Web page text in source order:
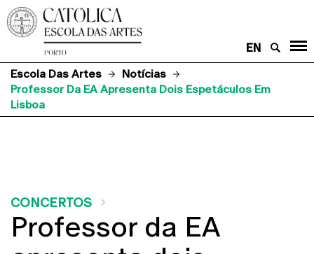
EN
Escola Das Artes
Notícias
Professor Da EA Apresenta Dois Espetáculos Em
Lisboa
CONCERTOS
Professor da EA